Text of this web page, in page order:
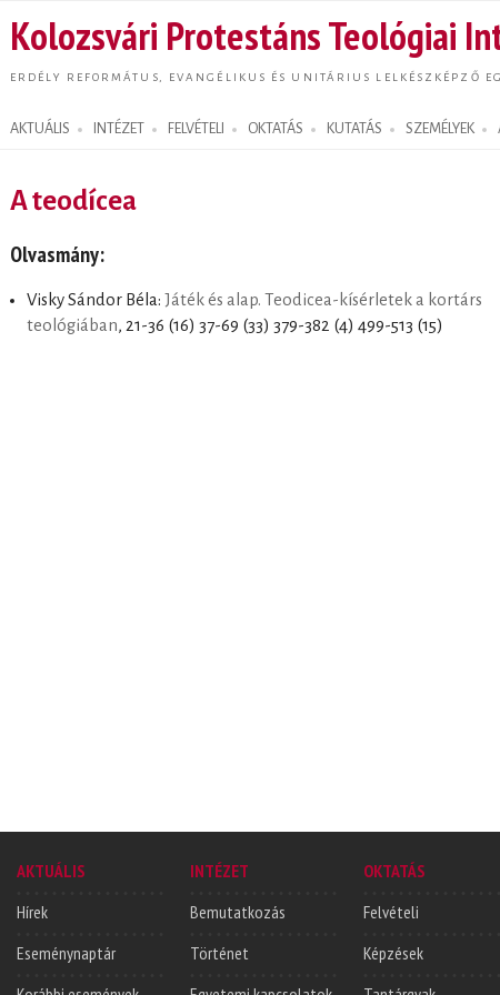
Kolozsvári Protestáns Teológiai
ERDÉLY REFORMÁTUS, EVANGÉLIKUS ÉS UNITÁRIUS LELKÉSZKÉPZŐ
AKTUÁLIS INTÉZET FELVÉTELI OKTATÁS KUTATÁS SZEMÉLYEK
Search form
A teodícea
Olvasmány:
Visky Sándor Béla: Játék és alap. Teodicea-kísérletek a kortárs
teológiában, 21-36 (16) 37-69 (33) 379-382 (4) 499-513 (15)
AKTUÁLIS
Hírek
Eseménynaptár
INTÉZET
Bemutatkozás
Történet
OKTATÁS
Felvételi
Képzések